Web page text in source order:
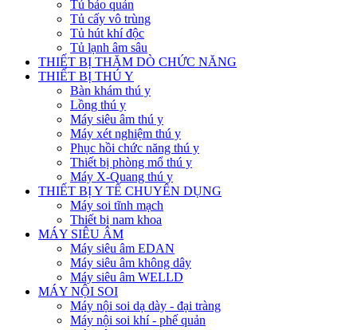
Tủ bảo quản
Tủ cấy vô trùng
Tủ hút khí độc
Tủ lạnh âm sâu
THIẾT BỊ THĂM DÒ CHỨC NĂNG
THIẾT BỊ THÚ Y
Bàn khám thú y
Lồng thú y
Máy siêu âm thú y
Máy xét nghiệm thú y
Phục hồi chức năng thú y
Thiết bị phòng mổ thú y
Máy X-Quang thú y
THIẾT BỊ Y TẾ CHUYÊN DỤNG
Máy soi tĩnh mạch
Thiết bị nam khoa
MÁY SIÊU ÂM
Máy siêu âm EDAN
Máy siêu âm không dây
Máy siêu âm WELLD
MÁY NỘI SOI
Máy nội soi dạ dày - đại tràng
Máy nội soi khí - phế quản